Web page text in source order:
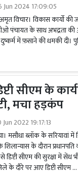
Jun 2024 17:09:05
विचार। विकास कार्यो की
पंचायत के साथ अभद्रता
में फ़साने की धमकी दी।
सीएम के
मचा हड़कंप
Jun 2022 19:17:13
मसौधा ब्लॉक के सरियावां में
शिलान्यास के दौरान
सीएम की सुरक्षा में सेंध भी
के दौरे पर आए डिप्टी सीएम …